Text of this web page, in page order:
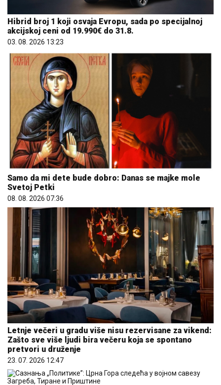
Hibrid broj 1 koji osvaja Evropu, sada po specijalnoj
akcijskoj ceni od 19.990€ do 31.8.
03. 08. 2026 13:23
Samo da mi dete bude dobro: Danas se majke mole
Svetoj Petki
08. 08. 2026 07:36
Letnje večeri u gradu više nisu rezervisane za vikend:
Zašto sve više ljudi bira večeru koja se spontano
pretvori u druženje
23. 07. 2026 12:47